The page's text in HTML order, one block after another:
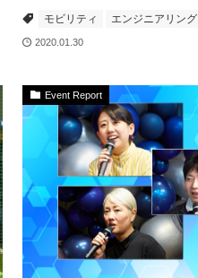
モビリティ エンジニアリング
2020.01.30
Event Report